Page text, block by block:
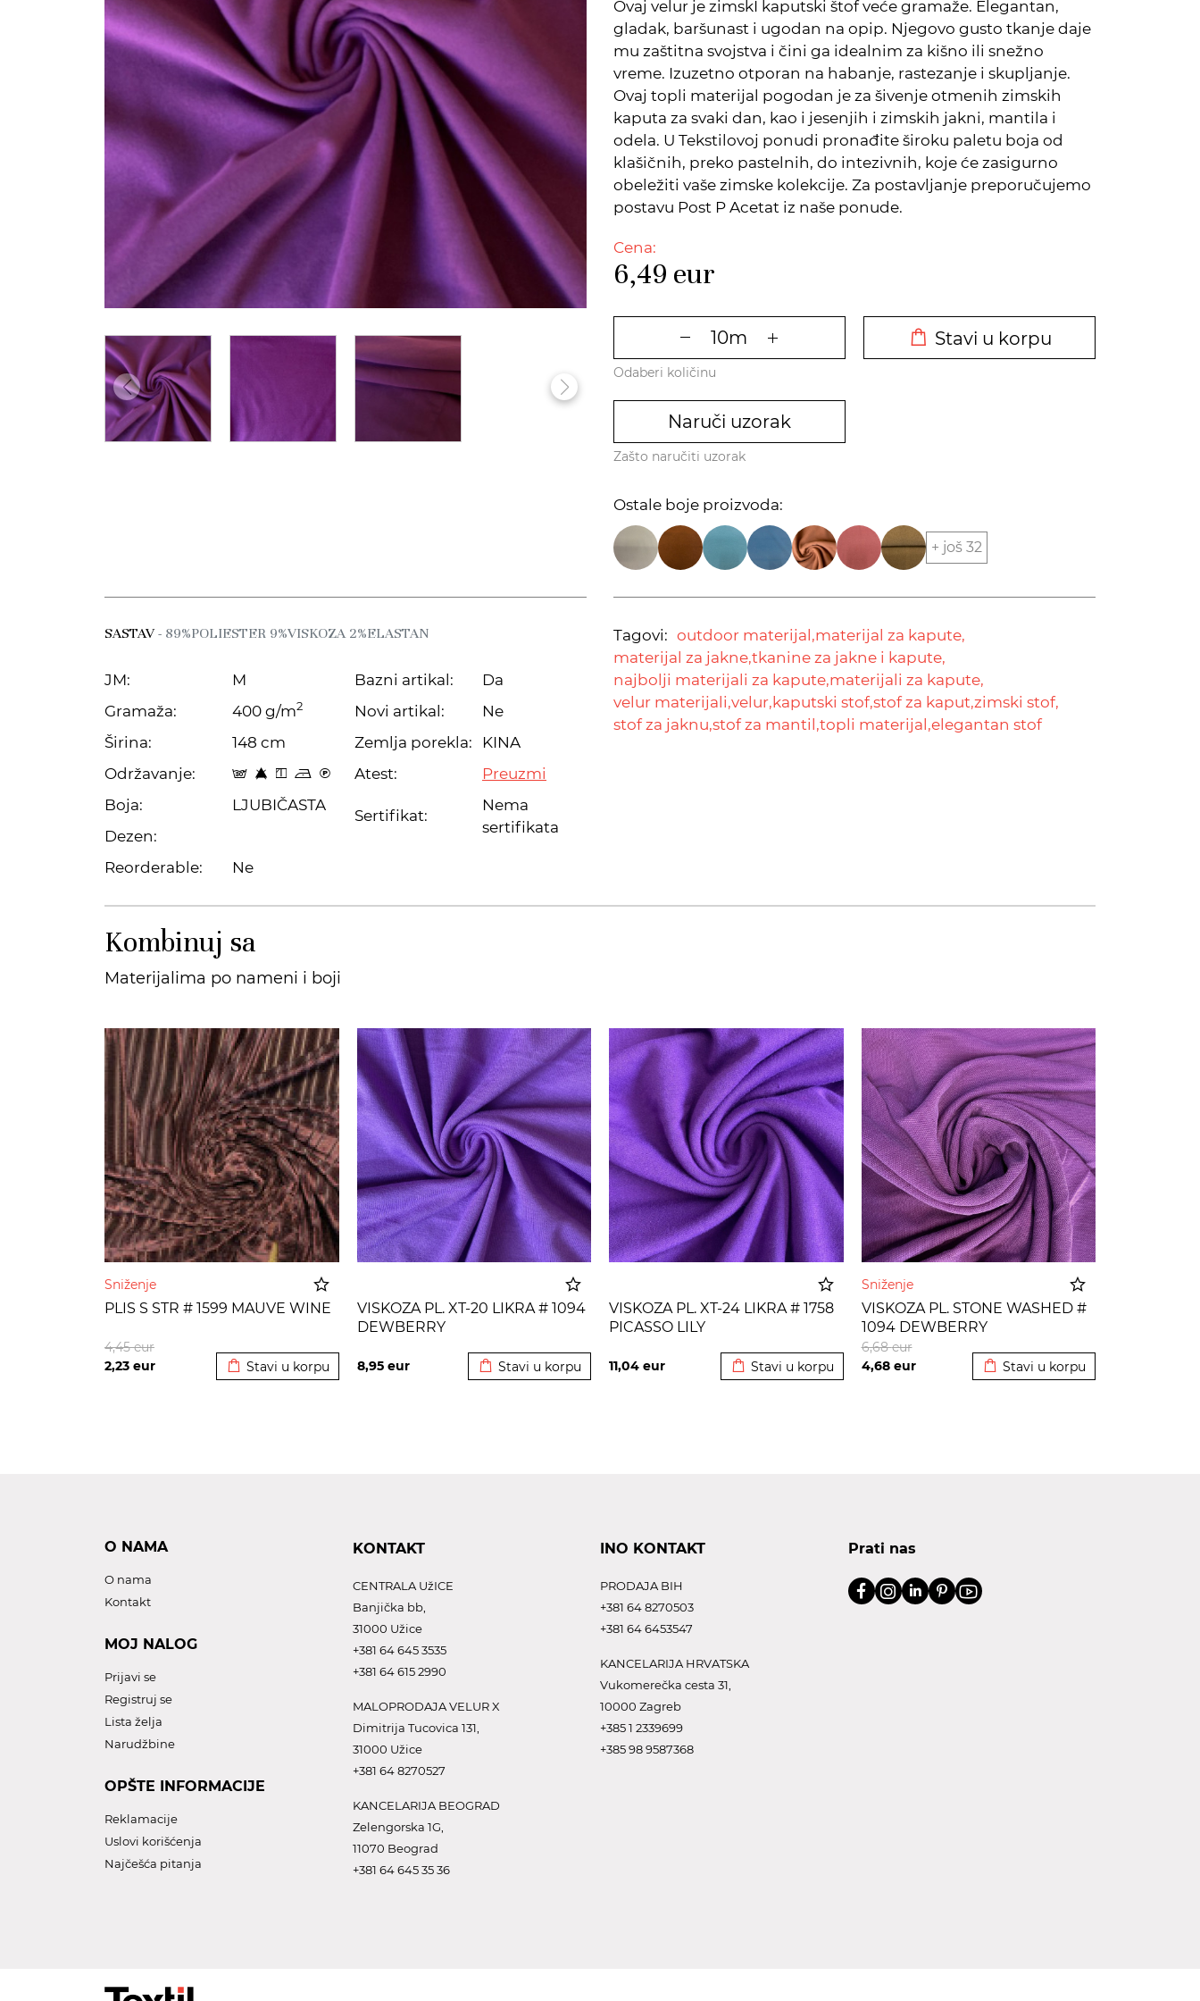
Ovaj velur je zimskI kaputski štof veće gramaže. Elegantan,
gladak, baršunast i ugodan na opip. Njegovo gusto tkanje daje
mu zaštitna svojstva i čini ga idealnim za kišno ili snežno
vreme. Izuzetno otporan na habanje, rastezanje i skupljanje.
Ovaj topli materijal pogodan je za šivenje otmenih zimskih
kaputa za svaki dan, kao i jesenjih i zimskih jakni, mantila i
odela. U Tekstilovoj ponudi pronađite široku paletu boja od
klašičnih, preko pastelnih, do intezivnih, koje će zasigurno
obeležiti vaše zimske kolekcije. Za postavljanje preporučujemo
postavu Post P Acetat iz naše ponude.
Cena:
6,49 eur
Stavi u korpu
Odaberi količinu
Naruči uzorak
Zašto naručiti uzorak
Ostale boje proizvoda:
+ još 32
SASTAV- 89%POLIESTER 9%VISKOZA 2%ELASTAN
JM:
M
Gramaža:
400 g/m2
Širina:
148 cm
Održavanje:
s 8 y o C
Boja:
LJUBIČASTA
Dezen:
Reorderable:
Ne
Bazni artikal:
Da
Novi artikal:
Ne
Zemlja porekla:
KINA
Atest:
Preuzmi
Sertifikat:
Nema
sertifikata
Tagovi: outdoor materijal,materijal za kapute,
materijal za jakne,tkanine za jakne i kapute,
najbolji materijali za kapute,materijali za kapute,
velur materijali,velur,kaputski stof,stof za kaput,zimski stof,
stof za jaknu,stof za mantil,topli materijal,elegantan stof
Kombinuj sa
Materijalima po nameni i boji
Sniženje
PLIS S STR # 1599 MAUVE WINE
2,23 eur
4,45eur
Stavi u korpu
VISKOZA PL. XT-20 LIKRA # 1094
DEWBERRY
8,95 eur Stavi u korpu
VISKOZA PL. XT-24 LIKRA # 1758
PICASSO LILY
11,04 eur Stavi u korpu
Sniženje
VISKOZA PL. STONE WASHED #
1094 DEWBERRY
4,68 eur
6,68eur
Stavi u korpu
O NAMA
O nama
Kontakt
MOJ NALOG
Prijavi se
Registruj se
Lista želja
Narudžbine
OPŠTE INFORMACIJE
Reklamacije
Uslovi korišćenja
Najčešća pitanja
KONTAKT
CENTRALA UžICE
Banjička bb,
31000 Užice
+381 64 645 3535
+381 64 615 2990
MALOPRODAJA VELUR X
Dimitrija Tucovica 131,
31000 Užice
+381 64 8270527
KANCELARIJA BEOGRAD
Zelengorska 1G,
11070 Beograd
+381 64 645 35 36
INO KONTAKT
PRODAJA BIH
+381 64 8270503
+381 64 6453547
KANCELARIJA HRVATSKA
Vukomerečka cesta 31,
10000 Zagreb
+385 1 2339699
+385 98 9587368
Prati nas